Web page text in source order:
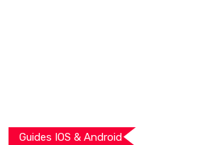
Guides IOS & Android